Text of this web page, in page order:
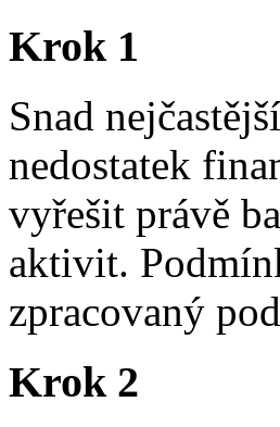
Krok 1
Snad
nedostatek
vyřešit právě
aktivit.
zpracovaný
Krok 2